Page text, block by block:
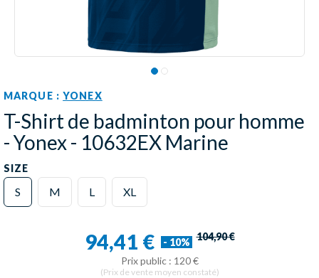
MARQUE :YONEX
T-Shirt de badminton pour homme
- Yonex - 10632EX Marine
SIZE
S M L XL
94,41 € - 10% 104,90 €
Prix public : 120 €
(Prix de vente moyen constaté)